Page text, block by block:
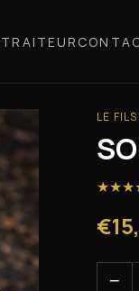
TRAITEUR
LE
★★★
−